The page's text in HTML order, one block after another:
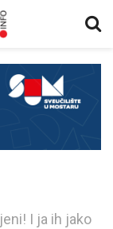
I ja ih jako